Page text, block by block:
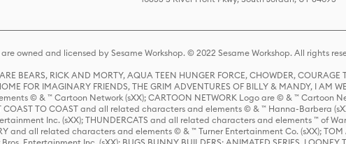
owned and licensed by Sesame Workshop. © 2022 Sesame Workshop. All rights
BEARS, RICK AND MORTY, AQUA TEEN HUNGER FORCE, CHOWDER, COURAGE
FOR IMAGINARY FRIENDS, THE GRIM ADVENTURES OF BILLY & MANDY, I AM
© & ™ Cartoon Network (sXX); CARTOON NETWORK Logo are © & ™ Cartoon
COAST TO COAST and all related characters and elements © & ™ Hanna-Barbera
Inc. (sXX); THUNDERCATS and all related characters and elements ™ of
and all related characters and elements © & ™ Turner Entertainment Co. (sXX); TOM